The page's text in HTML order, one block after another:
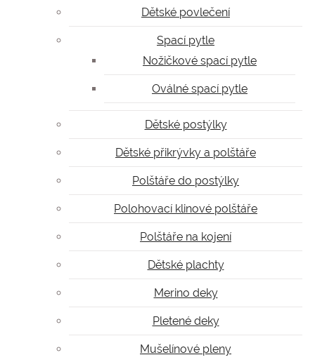
Dětské povlečení
Spací pytle
Nožičkové spací pytle
Oválné spací pytle
Dětské postýlky
Dětské přikrývky a polštáře
Polštáře do postýlky
Polohovací klinové polštáře
Polštáře na kojení
Dětské plachty
Merino deky
Pletené deky
Mušelínové pleny